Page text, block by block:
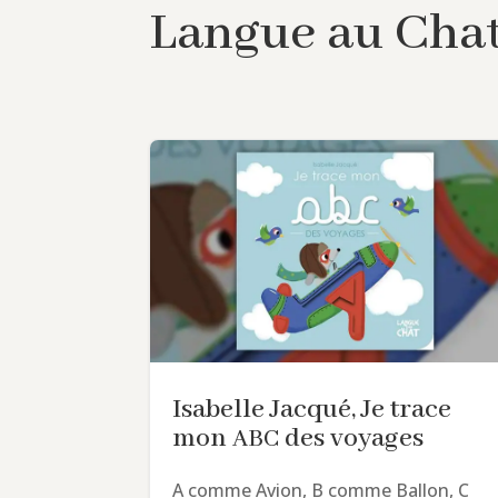
Langue au
Isabelle Jacqué, Je trace
monABC des voyages
A comme Avion, B comme Ballon, C